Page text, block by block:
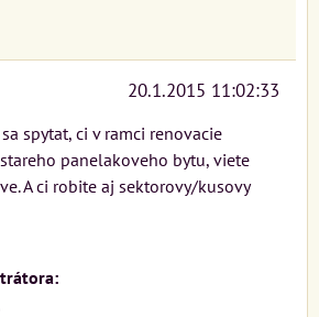
20.1.2015 11:02:33
spytat, ci v ramci renovacie
panelakoveho bytu, viete
A ci robite aj sektorovy/kusovy